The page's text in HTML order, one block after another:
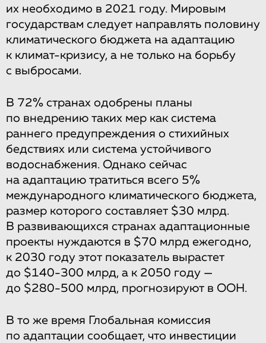
их необходимо в 2021 году. Мировым
государствам следует направлять половину
климатического бюджета на адаптацию
к климат-кризису, а не только на борьбу
с выбросами.
В 72% странах одобрены планы
по внедрению таких мер как система
раннего предупреждения о стихийных
бедствиях или система устойчивого
водоснабжения. Однако сейчас
на адаптацию тратиться всего 5%
международного климатического бюджета,
размер которого составляет $30 млрд.
В развивающихся странах адаптационные
проекты нуждаются в $70 млрд ежегодно,
к 2030 году этот показатель вырастет
до $140-300 млрд, а к 2050 году —
до $280-500 млрд, прогнозируют в ООН.
В то же время Глобальная комиссия
по адаптации сообщает, что инвестиции